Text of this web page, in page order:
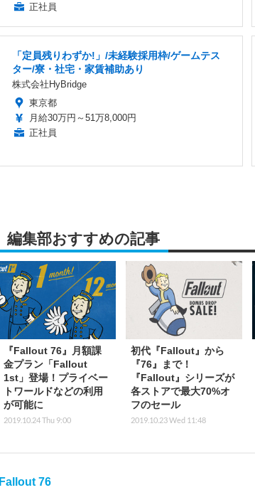
正社員
「定員残りわずか!」/未経験採用枠/ゲームテス
ター/寮・社宅・家賃補助あり
株式会社HyBridge
東京都
月給30万円～51万8,000円
正社員
編集部おすすめの記事
『Fallout 76』月額課
金プラン「Fallout
1st」登場！プライベー
トワールドなどの利用
が可能に
2019.10.24 Thu 9:00
初代『Fallout』から
『76』まで！
『Fallout』シリーズが
各ストアで最大70%オ
フのセール
2019.10.23 Wed 11:48
Fallout 76